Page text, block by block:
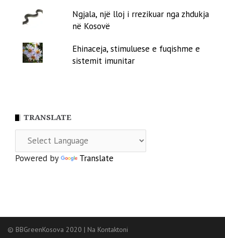
Ngjala, një lloj i rrezikuar nga zhdukja
në Kosovë
Ehinaceja, stimuluese e fuqishme e
sistemit imunitar
TRANSLATE
Powered by Translate
© BBGreenKosova 2020 | Na Kontaktoni